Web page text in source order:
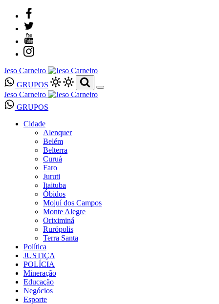
Jeso Carneiro
GRUPOS
Jeso Carneiro
GRUPOS
Cidade
Alenquer
Belém
Belterra
Curuá
Faro
Juruti
Itaituba
Óbidos
Mojuí dos Campos
Monte Alegre
Oriximiná
Rurópolis
Terra Santa
Política
JUSTIÇA
POLÍCIA
Mineração
Educação
Negócios
Esporte